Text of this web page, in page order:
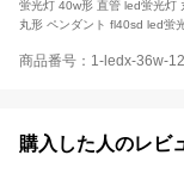
蛍光灯 40w形 直管 led蛍光灯
丸形 ペンダント fl40sd led蛍
商品番号：1-ledx-36w-
購入した人のレビ